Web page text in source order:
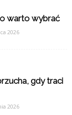
warto wybrać
2026
gdy traci
2026